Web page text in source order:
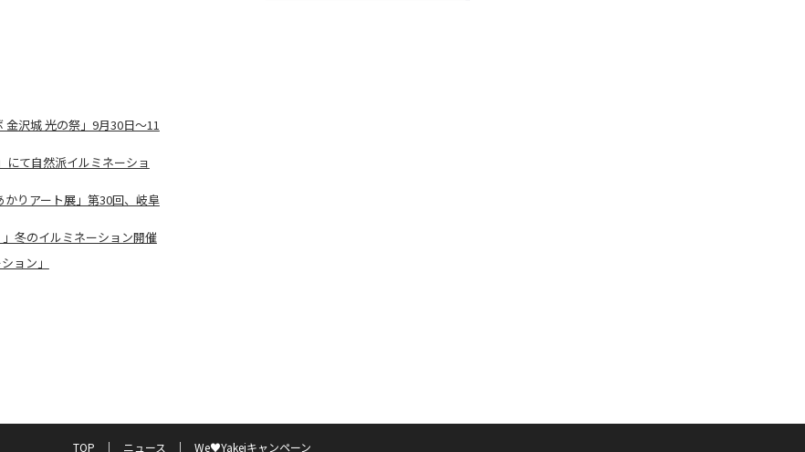
沢城 光の祭」9月30日～11
て自然派イルミネーショ
りアート展」第30回、岐阜
冬のイルミネーション開催
ョン」
TOP ニュース We♥Yakeiキャンペーン